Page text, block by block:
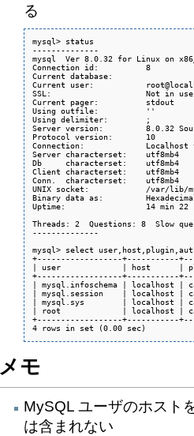
る
mysql> status
--------------
mysql  Ver 8.0.32 for Linux on
Connection id:		8
Current database:
Current user:		root@localhost
SSL:			Not in use
Current pager:		stdout
Using outfile:		''
Using delimiter:	;
Server version:		8.0.32 Source distribution
Protocol version:	10
Connection:		Localhost via UNIX socket
Server characterset:	utf8mb4
Db     characterset:	utf8mb4
Client characterset:	utf8mb4
Conn.  characterset:	utf8mb4
UNIX socket:		/var/lib/mysql/mysql.sock
Binary data as:		Hexadecimal
Uptime:			14 min 22 sec
Threads: 2  Questions: 8  Slow
--------------
mysql> select
+------------------+-----------
| user             | host      |
+------------------+-----------
| mysql.infoschema | localhost |
| mysql.session    | localhost |
| mysql.sys        | localhost |
| root             | localhost
+------------------+-----------
4 rows in set (0.00 sec)
メモ
MySQL ユーザのホスト
は含まれない